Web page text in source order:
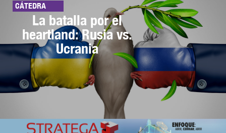
CÁTEDRA
La batalla por el
heartland: Rusia vs.
Ucrania